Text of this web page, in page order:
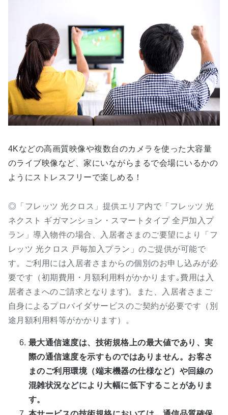
4Kなどの高画質映像や複数台のカメラを使った大容量
のライブ映像など、家にいながらまるで会場にいるかの
ようにストレスフリーで楽しめる！
◎「フレッツ 光クロス」提供エリア内で「フレッツ 光
ネクスト ギガマンション・スマートタイプ 全戸加入プ
ラン」導入物件の場合、入居者さまのご要望により「フ
レッツ 光クロス 戸毎加入プラン」のご提供が可能で
す。ご利用には入居者さまからの個別のお申し込みが必
要です（初期費用・月額利用料がかかります｡費用は入
居者さまへのご請求となります)。また、入居者さまご
自身によるプロバイダサービスのご契約が必要です（別
途月額利用料等がかかります）。
最大通信速度は、技術規格上の最大値であり、実
際の通信速度を示すものではありません。お客さ
まのご利用環境（端末機器の仕様など）や回線の
混雑状況などにより大幅に低下することがありま
す。